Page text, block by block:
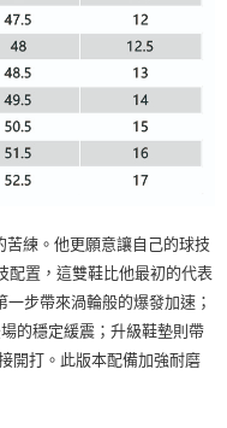
練。他更願意讓自己的球技
配置，這雙鞋比他最初的代表
步帶來渦輪般的爆發加速；
的穩定緩震；升級鞋墊則帶
開打。此版本配備加強耐磨